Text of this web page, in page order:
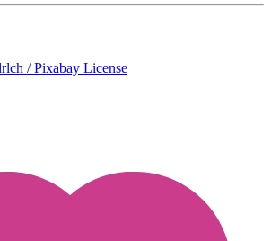
/ Pixabay License